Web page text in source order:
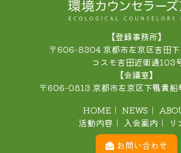
【登録事務所】
〒606-8304 京都市左京区吉田
コスモ吉田近衛通103
【会議室】
〒606-0813 京都市左京区下鴨貴
HOME ｜ NEWS ｜
活動内容 ｜ 入会案内 ｜
リ
お問い合わせ